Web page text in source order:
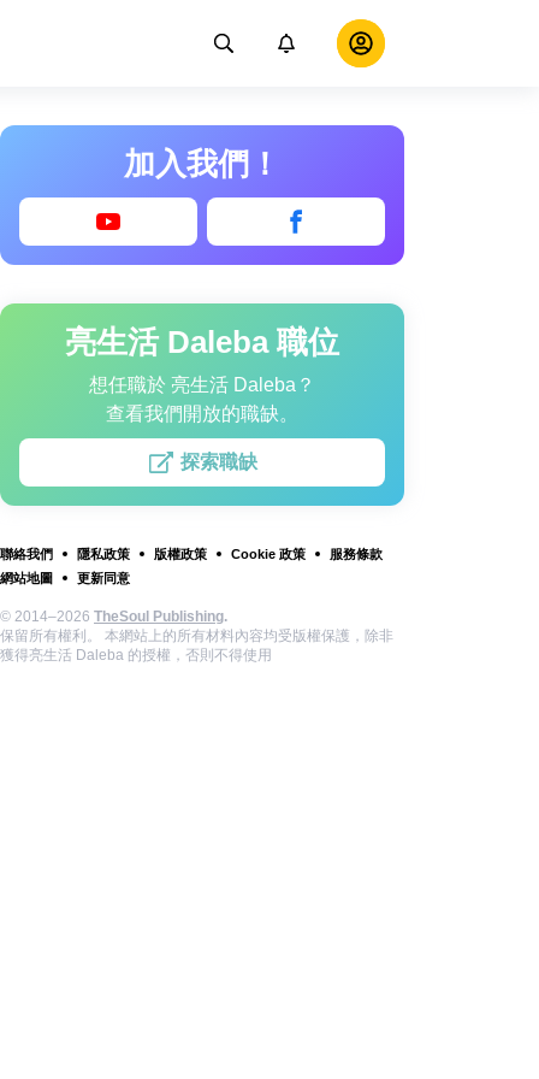
加入我們！
亮生活 Daleba 職位
想任職於 亮生活 Daleba？
查看我們開放的職缺。
探索職缺
聯絡我們 隱私政策 版權政策 Cookie 政策
服務條款
網站地圖
更新同意
© 2014–2026 TheSoul Publishing.
保留所有權利。 本網站上的所有材料內容均受版權保護，除非
獲得亮生活 Daleba 的授權，否則不得使用